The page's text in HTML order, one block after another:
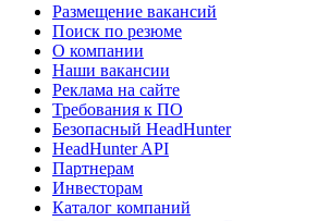
Размещение вакансий
Поиск по резюме
О компании
Наши вакансии
Реклама на сайте
Требования к ПО
Безопасный HeadHunter
HeadHunter API
Партнерам
Инвесторам
Каталог компаний